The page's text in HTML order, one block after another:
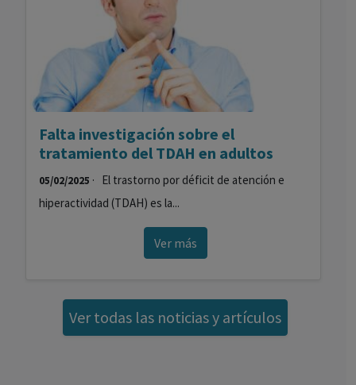
Falta investigación sobre el
tratamiento del TDAH en adultos
05/02/2025 · El trastorno por déficit de atención e
hiperactividad (TDAH) es la...
Ver más
Ver todas las noticias y artículos